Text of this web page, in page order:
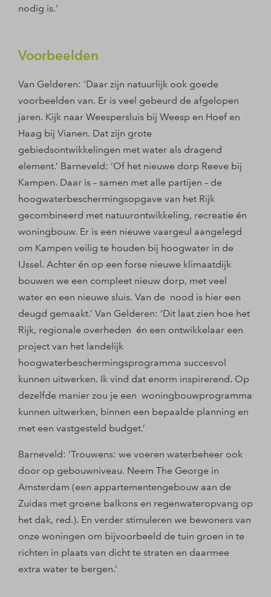
nodig is.'
Voorbeelden
Van Gelderen: ‘Daar zijn natuurlijk ook goede
voorbeelden van. Er is veel gebeurd de afgelopen
jaren. Kijk naar Weespersluis bij Weesp en Hoef en
Haag bij Vianen. Dat zijn grote
gebiedsontwikkelingen met water als dragend
element.’ Barneveld: ‘Of het nieuwe dorp Reeve bij
Kampen. Daar is – samen met alle partijen – de
hoogwaterbeschermingsopgave van het Rijk
gecombineerd met natuurontwikkeling, recreatie én
woningbouw. Er is een nieuwe vaargeul aangelegd
om Kampen veilig te houden bij hoogwater in de
IJssel. Achter én op een forse nieuwe klimaatdijk
bouwen we een compleet nieuw dorp, met veel
water en een nieuwe sluis. Van de nood is hier een
deugd gemaakt.’ Van Gelderen: ‘Dit laat zien hoe het
Rijk, regionale overheden én een ontwikkelaar een
project van het landelijk
hoogwaterbeschermingsprogramma succesvol
kunnen uitwerken. Ik vind dat enorm inspirerend. Op
dezelfde manier zou je een woningbouwprogramma
kunnen uitwerken, binnen een bepaalde planning en
met een vastgesteld budget.’
Barneveld: ‘Trouwens: we voeren waterbeheer ook
door op gebouwniveau. Neem The George in
Amsterdam (een appartementengebouw aan de
Zuidas met groene balkons en regenwateropvang op
het dak, red.). En verder stimuleren we bewoners van
onze woningen om bijvoorbeeld de tuin groen in te
richten in plaats van dicht te straten en daarmee
extra water te bergen.’